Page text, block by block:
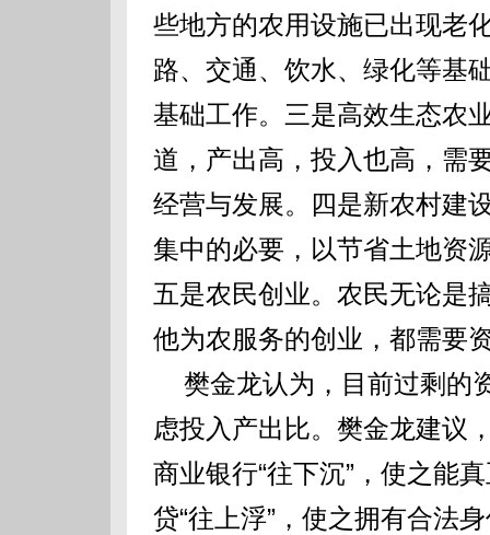
些地方的农用设施已出现老
路、交通、饮水、绿化等基
基础工作。三是高效生态农
道，产出高，投入也高，需
经营与发展。四是新农村建
集中的必要，以节省土地资
五是农民创业。农民无论是
他为农服务的创业，都需要
樊金龙认为，目前过剩的
虑投入产出比。樊金龙建议
商业银行“往下沉”，使之能
贷“往上浮”，使之拥有合法